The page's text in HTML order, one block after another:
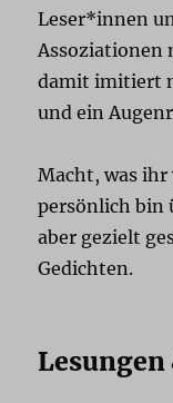
Leser*innen
Assoziationen
damit imitiert
und ein
Macht, was
persönlich bin
aber gezielt
Gedichten.
Lesungen